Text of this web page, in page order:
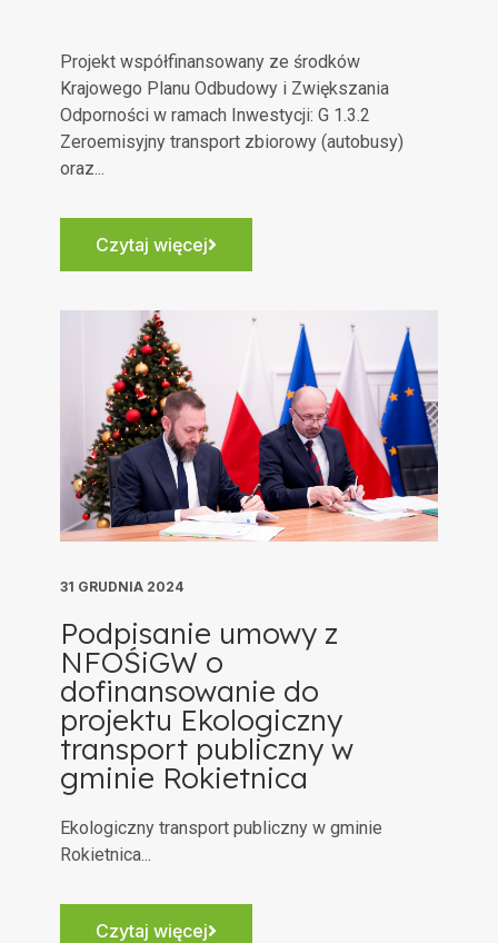
Projekt współfinansowany ze środków
Krajowego Planu Odbudowy i Zwiększania
Odporności w ramach Inwestycji: G 1.3.2
Zeroemisyjny transport zbiorowy (autobusy)
oraz...
Czytaj więcej
31 GRUDNIA 2024
Podpisanie umowy z
NFOŚiGW o
dofinansowanie do
projektu Ekologiczny
transport publiczny w
gminie Rokietnica
Ekologiczny transport publiczny w gminie
Rokietnica...
Czytaj więcej